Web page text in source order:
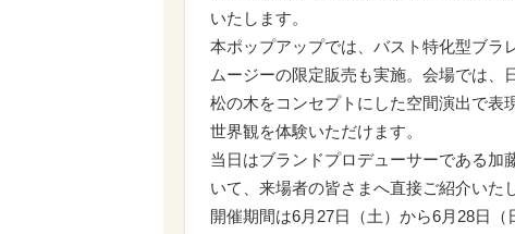
いたします。
本ポップアップでは、バスト特化型ブラ
ムージーの限定販売も実施。会場では、
松の木をコンセプトにした空間演出で表
世界観を体験いただけます。
当日はブランドプロデューサーである加
いて、来場者の皆さまへ直接ご紹介いた
開催期間は6月27日（土）から6月28日